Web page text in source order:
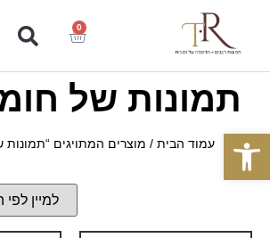
פתח סרגל נגישות
0
תמונות של
עמוד הבית / מוצרים המתויגים “תמונות